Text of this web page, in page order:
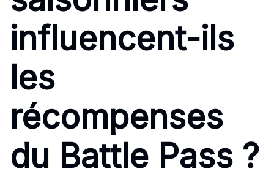
influencent-ils
les
récompenses
du Battle Pass ?